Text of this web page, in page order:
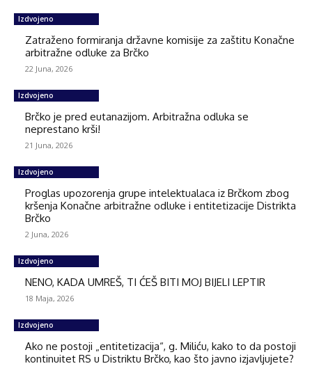
Izdvojeno
Zatraženo formiranja državne komisije za zaštitu Konačne
arbitražne odluke za Brčko
22 Juna, 2026
Izdvojeno
Brčko je pred eutanazijom. Arbitražna odluka se
neprestano krši!
21 Juna, 2026
Izdvojeno
Proglas upozorenja grupe intelektualaca iz Brčkom zbog
kršenja Konačne arbitražne odluke i entitetizacije Distrikta
Brčko
2 Juna, 2026
Izdvojeno
NENO, KADA UMREŠ, TI ĆEŠ BITI MOJ BIJELI LEPTIR
18 Maja, 2026
Izdvojeno
Ako ne postoji „entitetizacija“, g. Miliću, kako to da postoji
kontinuitet RS u Distriktu Brčko, kao što javno izjavljujete?